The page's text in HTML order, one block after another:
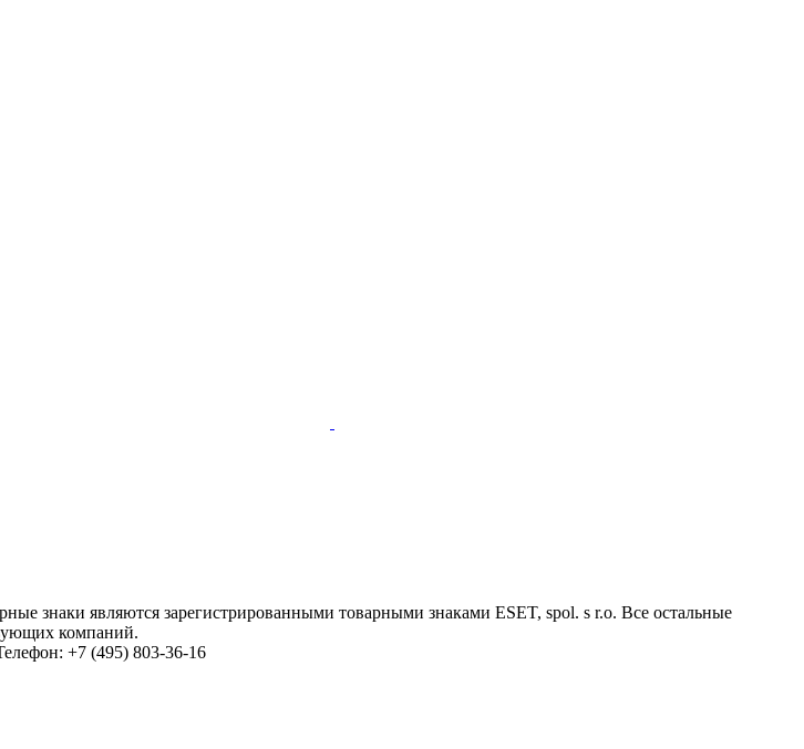
знаки являются зарегистрированными товарными знаками ESET, spol. s r.o. Все остальные
компаний.
+7 (495) 803-36-16